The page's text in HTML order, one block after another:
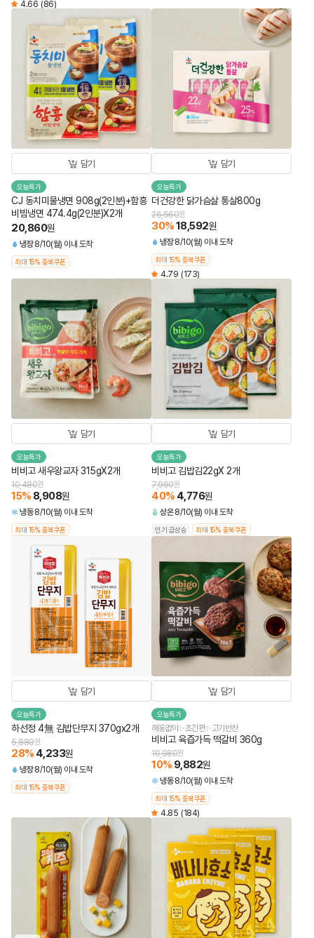
4.66 (86)
담기
오늘특가
CJ 동치미물냉면 908g(2인분)+함흥
비빔냉면 474.4g(2인분)X2개
20,860원
냉장 8/10(월) 이내 도착
최대 15% 중복쿠폰
담기
오늘특가
더건강한 닭가슴살 통살800g
26,560원
30%18,592원
냉장 8/10(월) 이내 도착
최대 15% 중복쿠폰
4.79 (173)
담기
오늘특가
비비고 새우왕교자 315gX2개
10,480원
15% 8,908원
냉동 8/10(월) 이내 도착
최대 15% 중복쿠폰
담기
오늘특가
비비고 김밥김22gX 2개
7,960원
40% 4,776원
상온 8/10(월) 이내 도착
인기 급상승 최대 15% 중복쿠폰
담기
오늘특가
하선정 4無 김밥단무지 370gx2개
5,880원
28% 4,233원
냉장 8/10(월) 이내 도착
최대 15% 중복쿠폰
담기
오늘특가
해동없이✨초간편✨고기반찬
비비고 육즙가득 떡갈비 360g
10,980원
10% 9,882원
냉동 8/10(월) 이내 도착
최대 15% 중복쿠폰
4.85 (184)